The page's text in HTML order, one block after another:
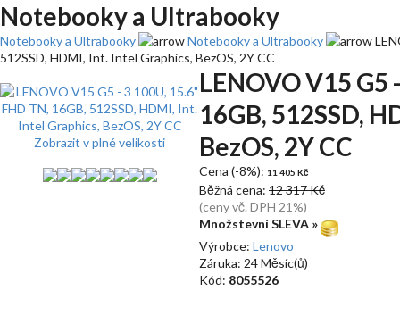
Notebooky a Ultrabooky
Notebooky a Ultrabooky Notebooky a Ultrabooky
512SSD, HDMI, Int. Intel Graphics, BezOS, 2Y CC
Zobrazit v plné velikosti
LENOVO V15 G5
16GB, 512SSD,
BezOS, 2Y CC
Cena (-8%): 11 405 Kč
Běžná cena: 12 317 Kč
(ceny vč. DPH 21%)
Množstevní SLEVA »
Výrobce: Lenovo
Záruka: 24 Měsíc(ů)
Kód: 8055526